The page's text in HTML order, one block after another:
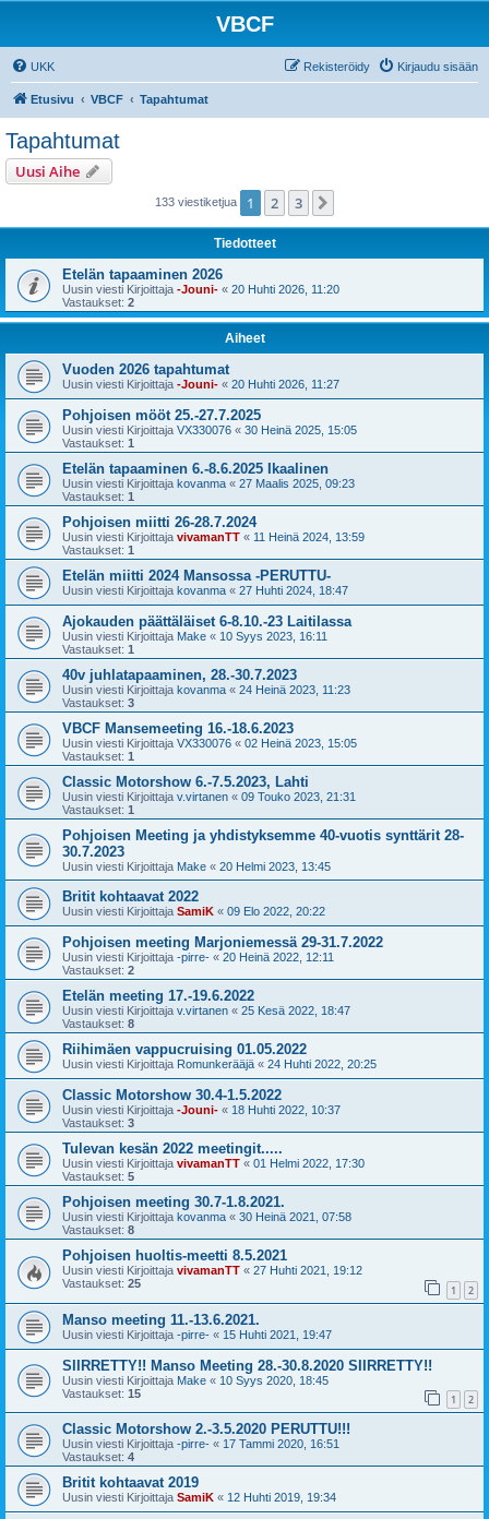
VBCF
UKK Kirjaudu sisään
Rekisteröidy
Etusivu VBCF Tapahtumat
Tapahtumat
Uusi Aihe
133 viestiketjua 1 2 3
Tiedotteet
Etelän tapaaminen 2026
Uusin viesti Kirjoittaja -Jouni- « 20 Huhti 2026, 11:20
Vastaukset: 2
Aiheet
Vuoden 2026 tapahtumat
Uusin viesti Kirjoittaja -Jouni- « 20 Huhti 2026, 11:27
Pohjoisen mööt 25.-27.7.2025
Uusin viesti Kirjoittaja VX330076 « 30 Heinä 2025, 15:05
Vastaukset: 1
Etelän tapaaminen 6.-8.6.2025 Ikaalinen
Uusin viesti Kirjoittaja kovanma « 27 Maalis 2025, 09:23
Vastaukset: 1
Pohjoisen miitti 26-28.7.2024
Uusin viesti Kirjoittaja vivamanTT « 11 Heinä 2024, 13:59
Vastaukset: 1
Etelän miitti 2024 Mansossa -PERUTTU-
Uusin viesti Kirjoittaja kovanma « 27 Huhti 2024, 18:47
Ajokauden päättäläiset 6-8.10.-23 Laitilassa
Uusin viesti Kirjoittaja Make « 10 Syys 2023, 16:11
Vastaukset: 1
40v juhlatapaaminen, 28.-30.7.2023
Uusin viesti Kirjoittaja kovanma « 24 Heinä 2023, 11:23
Vastaukset: 3
VBCF Mansemeeting 16.-18.6.2023
Uusin viesti Kirjoittaja VX330076 « 02 Heinä 2023, 15:05
Vastaukset: 1
Classic Motorshow 6.-7.5.2023, Lahti
Uusin viesti Kirjoittaja v.virtanen « 09 Touko 2023, 21:31
Vastaukset: 1
Pohjoisen Meeting ja yhdistyksemme 40-vuotis synttärit 28-
30.7.2023
Uusin viesti Kirjoittaja Make « 20 Helmi 2023, 13:45
Britit kohtaavat 2022
Uusin viesti Kirjoittaja SamiK « 09 Elo 2022, 20:22
Pohjoisen meeting Marjoniemessä 29-31.7.2022
Uusin viesti Kirjoittaja -pirre- « 20 Heinä 2022, 12:11
Vastaukset: 2
Etelän meeting 17.-19.6.2022
Uusin viesti Kirjoittaja v.virtanen « 25 Kesä 2022, 18:47
Vastaukset: 8
Riihimäen vappucruising 01.05.2022
Uusin viesti Kirjoittaja Romunkerääjä « 24 Huhti 2022, 20:25
Classic Motorshow 30.4-1.5.2022
Uusin viesti Kirjoittaja -Jouni- « 18 Huhti 2022, 10:37
Vastaukset: 3
Tulevan kesän 2022 meetingit.....
Uusin viesti Kirjoittaja vivamanTT « 01 Helmi 2022, 17:30
Vastaukset: 5
Pohjoisen meeting 30.7-1.8.2021.
Uusin viesti Kirjoittaja kovanma « 30 Heinä 2021, 07:58
Vastaukset: 8
Pohjoisen huoltis-meetti 8.5.2021
Uusin viesti Kirjoittaja vivamanTT « 27 Huhti 2021, 19:12
Vastaukset: 25 1 2
Manso meeting 11.-13.6.2021.
Uusin viesti Kirjoittaja -pirre- « 15 Huhti 2021, 19:47
SIIRRETTY!! Manso Meeting 28.-30.8.2020 SIIRRETTY!!
Uusin viesti Kirjoittaja Make « 10 Syys 2020, 18:45
Vastaukset: 15 1 2
Classic Motorshow 2.-3.5.2020 PERUTTU!!!
Uusin viesti Kirjoittaja -pirre- « 17 Tammi 2020, 16:51
Vastaukset: 4
Britit kohtaavat 2019
Uusin viesti Kirjoittaja SamiK « 12 Huhti 2019, 19:34